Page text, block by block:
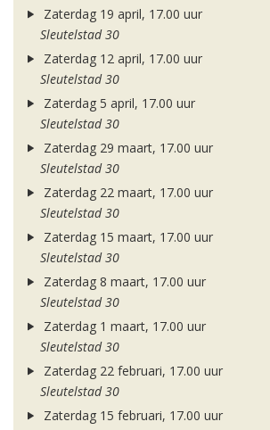
Zaterdag 19 april, 17.00 uur
Sleutelstad 30
Zaterdag 12 april, 17.00 uur
Sleutelstad 30
Zaterdag 5 april, 17.00 uur
Sleutelstad 30
Zaterdag 29 maart, 17.00 uur
Sleutelstad 30
Zaterdag 22 maart, 17.00 uur
Sleutelstad 30
Zaterdag 15 maart, 17.00 uur
Sleutelstad 30
Zaterdag 8 maart, 17.00 uur
Sleutelstad 30
Zaterdag 1 maart, 17.00 uur
Sleutelstad 30
Zaterdag 22 februari, 17.00 uur
Sleutelstad 30
Zaterdag 15 februari, 17.00 uur